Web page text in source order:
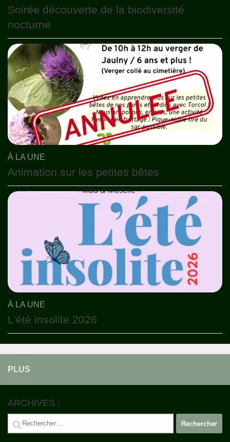
Soirée découverte de la biodiversité
nocturne
À LA UNE
Animation sur les petites bêtes
À LA UNE
L’été insolite 2026
PLUS
ARCHIVES :
Rechercher :